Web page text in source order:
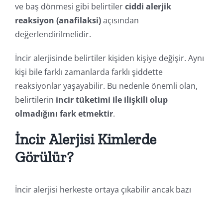
ve baş dönmesi gibi belirtilerciddi alerjik
reaksiyon (anafilaksi)açısından
değerlendirilmelidir.
İncir alerjisinde belirtiler kişiden kişiye değişir. Aynı
kişi bile farklı zamanlarda farklı şiddette
reaksiyonlar yaşayabilir. Bu nedenle önemli olan,
belirtilerin incir tüketimi ile ilişkili olup
olmadığını fark etmektir.
İncir Alerjisi Kimlerde
Görülür?
İncir alerjisi herkeste ortaya çıkabilir ancak bazı